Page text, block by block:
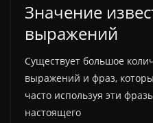
Значение
выражений
Существует большое
выражений и фраз,
часто используя эти
настоящего